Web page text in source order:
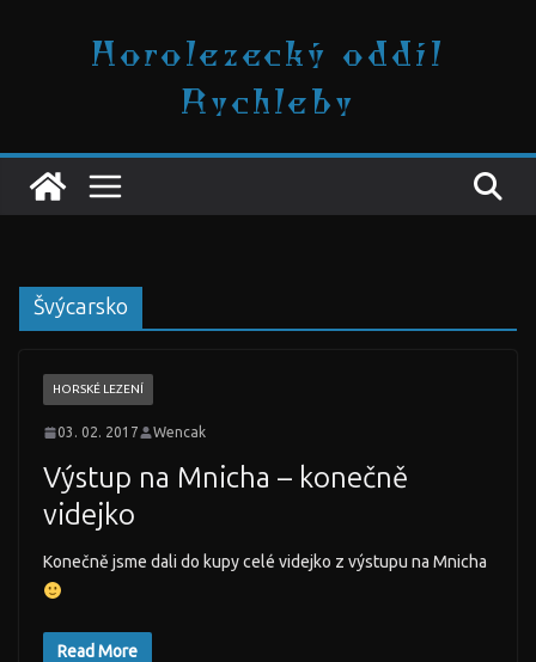
Horolezecký oddíl
Rychleby
Švýcarsko
HORSKÉ LEZENÍ
03. 02. 2017 Wencak
Výstup na Mnicha – konečně
videjko
Konečně jsme dali do kupy celé videjko z výstupu na Mnicha
Read More